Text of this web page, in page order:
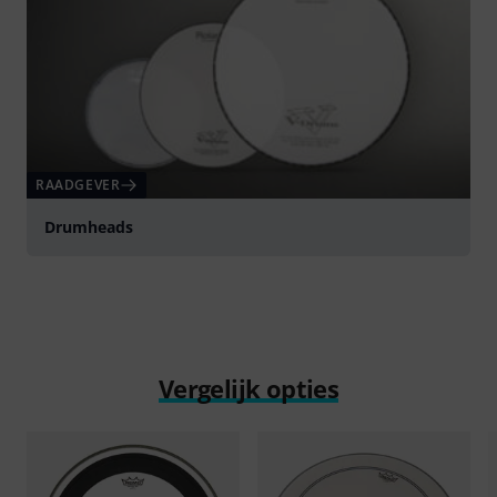
RAADGEVER
Drumheads
Vergelijk opties